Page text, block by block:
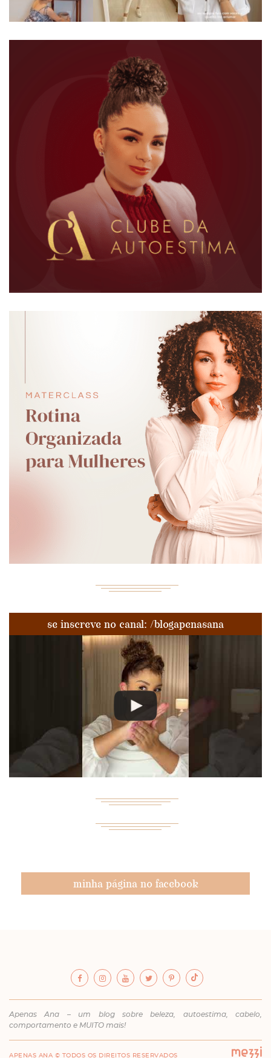
se inscreve no canal: /blogapenasana
minha página no facebook
Apenas Ana – um blog sobre beleza, autoestima, cabelo,
comportamento e MUITO mais!
APENAS ANA © TODOS OS DIREITOS RESERVADOS